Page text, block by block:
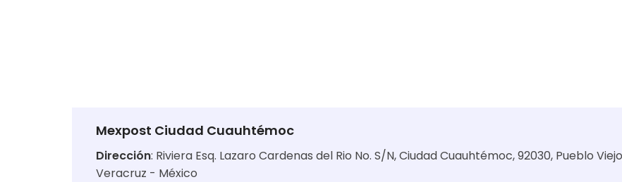
Mexpost Ciudad Cuauhtémoc
Dirección: Riviera Esq. Lazaro Cardenas del Rio No. S/N, Ciudad Cuauhtémoc, 92030, Pueblo
Veracruz - México